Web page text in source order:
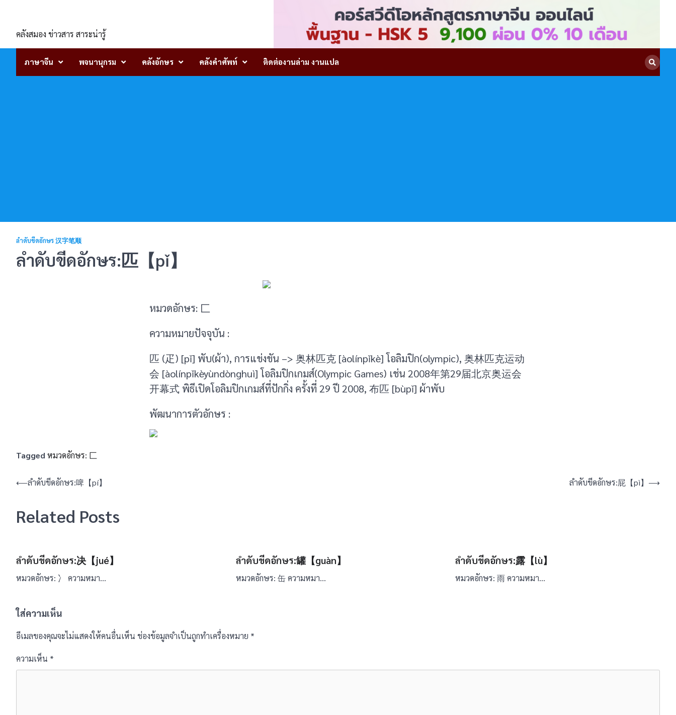
contentคลังสมอง ข่าวสาร สาระน่ารู้
ภาษาจีน พจนานุกรม คลังอักษร คลังคำศัพท์ ติดต่องานล่าม งานแปล
ลำดับขีดอักษร 汉字笔顺
ลำดับขีดอักษร:匹【pǐ】
หมวดอักษร: 匚
ความหมายปัจจุบัน :
匹 (疋) [pǐ] พับ(ผ้า), การแข่งขัน –> 奥林匹克 [àolínpǐkè] โอลิมปิก(olympic), 奥林匹克运动
会 [àolínpǐkèyùndònghuì] โอลิมปิกเกมส์(Olympic Games) เช่น 2008年第29届北京奥运会
开幕式 พิธีเปิดโอลิมปิกเกมส์ที่ปักกิ่ง ครั้งที่ 29 ปี 2008, 布匹 [bùpǐ] ผ้าพับ
พัฒนาการตัวอักษร :
Tagged หมวดอักษร: 匚
แนะแนว
⟵ลำดับขีดอักษร:啤【pí】 ลำดับขีดอักษร:屁【pì】 ⟶
Related Posts
ลำดับขีดอักษร:决【jué】
หมวดอักษร: 冫 ความหมา…
ลำดับขีดอักษร:罐【guàn】
หมวดอักษร: 缶 ความหมา…
ลำดับขีดอักษร:露【lù】
หมวดอักษร: 雨 ความหมา…
ใส่ความเห็น
อีเมลของคุณจะไม่แสดงให้คนอื่นเห็น ช่องข้อมูลจำเป็นถูกทำเครื่องหมาย *
ความเห็น *